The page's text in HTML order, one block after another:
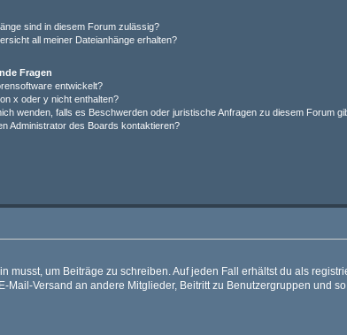
sind in diesem Forum zulässig?
all meiner Dateianhänge erhalten?
Fragen
entwickelt?
x oder y nicht enthalten?
wenden, falls es Beschwerden oder juristische Anfragen zu diesem Forum
Administrator des Boards kontaktieren?
um Beiträge zu schreiben. Auf jeden Fall erhältst du als
Versand an andere Mitglieder, Beitritt zu Benutzergruppen und